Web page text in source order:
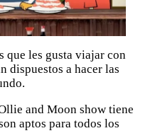
que les gusta viajar con
dispuestos a hacer las
and Moon show tiene
aptos para todos los